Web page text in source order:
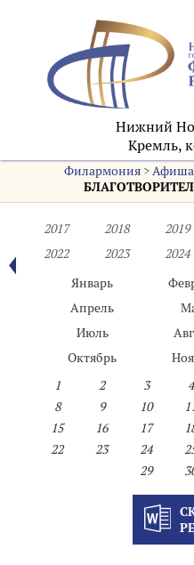
Нижний
Кремль,
Филармония>Афиша
2017 2018 2019
2022
2023 2024
Январь
Апрель
Июль
Октябрь
1
2 3 4
8
9 10
15
16 17
22
23 24
29